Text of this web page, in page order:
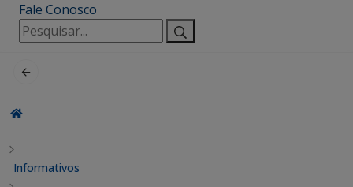
Fale Conosco
Pesquisar
por:
Informativos